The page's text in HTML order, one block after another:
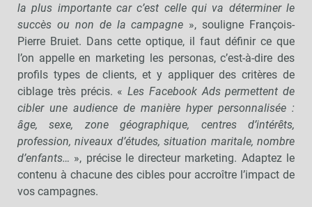
la plus importante car c’est celle qui va déterminer le
succès ou non de la campagne », souligne François-
Pierre Bruiet. Dans cette optique, il faut définir ce que
l’on appelle en marketing les personas, c’est-à-dire des
profils types de clients, et y appliquer des critères de
ciblage très précis. « Les Facebook Ads permettent de
cibler une audience de manière hyper personnalisée :
âge, sexe, zone géographique, centres d’intérêts,
profession, niveaux d’études, situation maritale, nombre
d’enfants… », précise le directeur marketing. Adaptez le
contenu à chacune des cibles pour accroître l’impact de
vos campagnes.